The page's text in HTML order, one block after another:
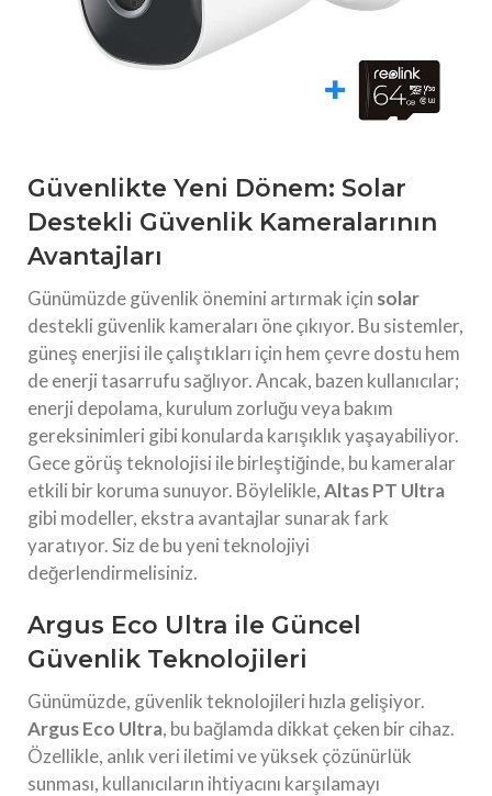
Güvenlikte Yeni Dönem: Solar
Destekli Güvenlik Kameralarının
Avantajları
Günümüzde güvenlik önemini artırmak için solar
destekli güvenlik kameraları öne çıkıyor. Bu sistemler,
güneş enerjisi ile çalıştıkları için hem çevre dostu hem
de enerji tasarrufu sağlıyor. Ancak, bazen kullanıcılar;
enerji depolama, kurulum zorluğu veya bakım
gereksinimleri gibi konularda karışıklık yaşayabiliyor.
Gece görüş teknolojisi ile birleştiğinde, bu kameralar
etkili bir koruma sunuyor. Böylelikle,Altas PT Ultra
gibi modeller, ekstra avantajlar sunarak fark
yaratıyor. Siz de bu yeni teknolojiyi
değerlendirmelisiniz.
Argus Eco Ultra ile Güncel
Güvenlik Teknolojileri
Günümüzde, güvenlik teknolojileri hızla gelişiyor.
Argus Eco Ultra, bu bağlamda dikkat çeken bir cihaz.
Özellikle, anlık veri iletimi ve yüksek çözünürlük
sunması, kullanıcıların ihtiyacını karşılamayı